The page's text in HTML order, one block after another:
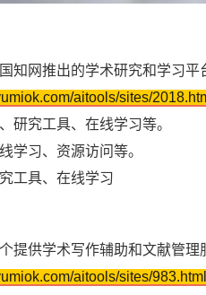
知网推出的学术研究和学习平
aitools/sites/
研究工具、在线学习等。
学习、资源访问等。
工具、在线学习
提供学术写作辅助和文献管理
aitools/sites/983.html